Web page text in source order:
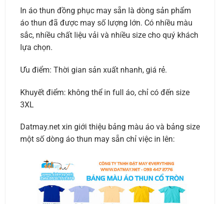
In áo thun đồng phục may sẵn là dòng sản phẩm
áo thun đã được may số lượng lớn. Có nhiều màu
sắc, nhiều chất liệu vải và nhiều size cho quý khách
lựa chọn.
Ưu điểm: Thời gian sản xuất nhanh, giá rẻ.
Khuyết điểm: không thể in full áo, chỉ có đến size
3XL
Datmay.net xin giới thiệu bảng màu áo và bảng size
một số dòng áo thun may sẵn chỉ việc in lên: